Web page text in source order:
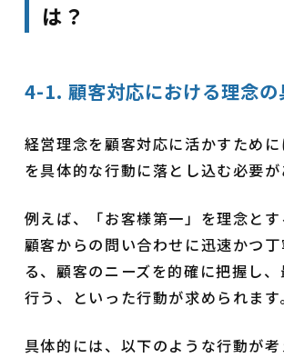
は？
4-1. 顧客対応における理念の
経営理念を顧客対応に活かすため
を具体的な行動に落とし込む必要が
例えば、「お客様第一」を理念とす
顧客からの問い合わせに迅速かつ
る、顧客のニーズを的確に把握し
行う、といった行動が求められます。
具体的には、以下のような行動が考